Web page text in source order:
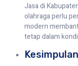
Jasa di
olahraga perlu
modern
tetap dalam